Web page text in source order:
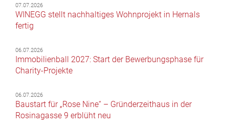
07.07.2026
WINEGG stellt nachhaltiges Wohnprojekt in Hernals
fertig
06.07.2026
Immobilienball 2027: Start der Bewerbungsphase für
Charity-Projekte
06.07.2026
Baustart für „Rose Nine“ – Gründerzeithaus in der
Rosinagasse 9 erblüht neu